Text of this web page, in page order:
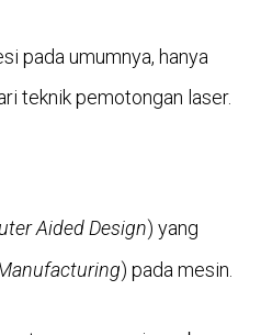
pada umumnya, hanya
teknik pemotongan laser.
Aided Design) yang
) pada mesin.